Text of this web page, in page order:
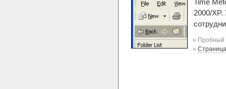
Time
2000/
» Пробный
»